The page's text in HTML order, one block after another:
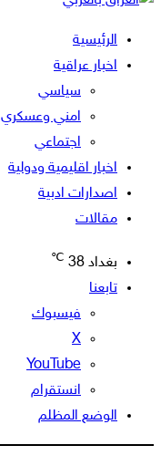
الرئيسية
اخبار عراقية
سياسي
امني وعسكري
اجتماعي
اخبار اقليمية ودولية
اصدارات ادبية
مقالات
بغداد 38
℃
تابعنا
فيسبوك
‫X
‫YouTube
انستقرام
الوضع المظلم